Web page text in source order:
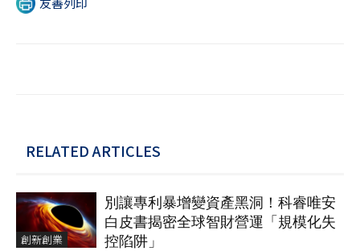
RELATED ARTICLES
創新創業
別讓專利暴增變資產黑洞！科睿唯安
白皮書揭密全球智財營運「規模化失
控陷阱」